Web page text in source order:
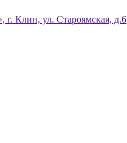
г. Клин, ул. Староямская, д.6